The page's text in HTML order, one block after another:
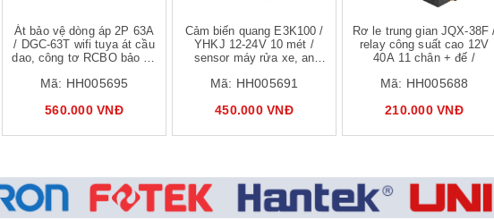
Át bảo vệ dòng áp 2P 63A
/ DGC-63T wifi tuya át cầu
dao, công tơ RCBO bảo vệ
Mã: HH005695
560.000 VNĐ
Cảm biến quang E3K100 /
YHKJ 12-24V 10 mét /
sensor máy rửa xe, an
Mã: HH005691
450.000 VNĐ
Rơ le trung gian JQX-38F
relay công suất cao 12V
40A 11 chân + đế /
Mã: HH005688
210.000 VNĐ